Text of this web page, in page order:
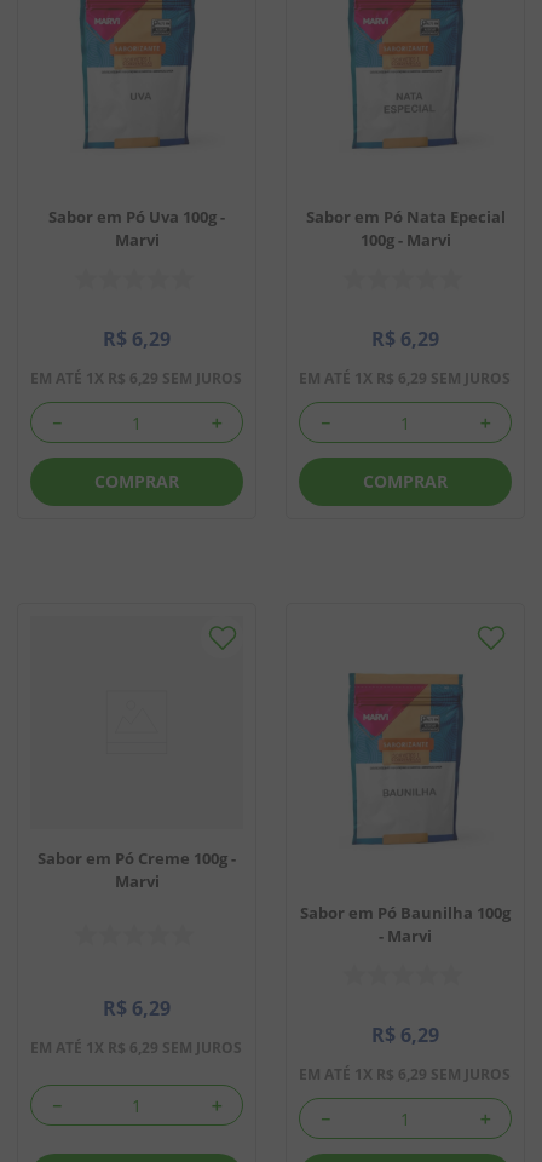
Sabor em Pó Uva 100g -
Marvi
R$ 6,29
EM ATÉ 1X R$ 6,29 SEM JUROS
＋
－
COMPRAR
Sabor em Pó Nata Epecial
100g - Marvi
R$ 6,29
EM ATÉ 1X R$ 6,29 SEM JUROS
＋
－
COMPRAR
Sabor em Pó Creme 100g -
Marvi
R$ 6,29
EM ATÉ 1X R$ 6,29 SEM JUROS
＋
－
Sabor em Pó Baunilha 100g
- Marvi
R$ 6,29
EM ATÉ 1X R$ 6,29 SEM JUROS
＋
－